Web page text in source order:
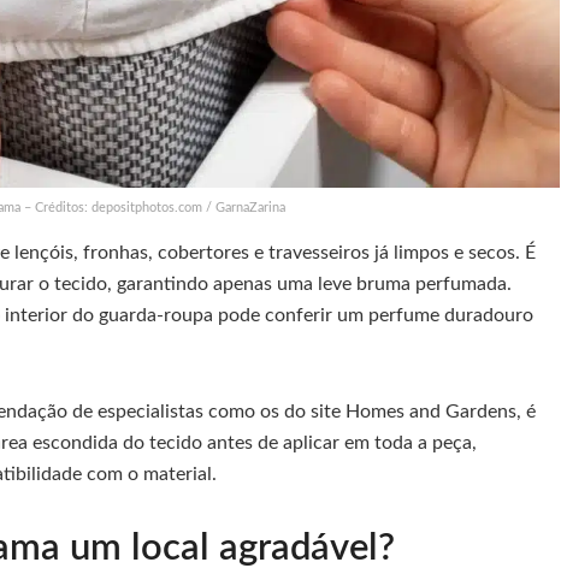
– Créditos: depositphotos.com / GarnaZarina
lençóis, fronhas, cobertores e travesseiros já limpos e secos. É
o tecido, garantindo apenas uma leve bruma perfumada.
do guarda-roupa pode conferir um perfume duradouro
de especialistas como os do site Homes and Gardens, é
escondida do tecido antes de aplicar em toda a peça,
com o material.
um local agradável?